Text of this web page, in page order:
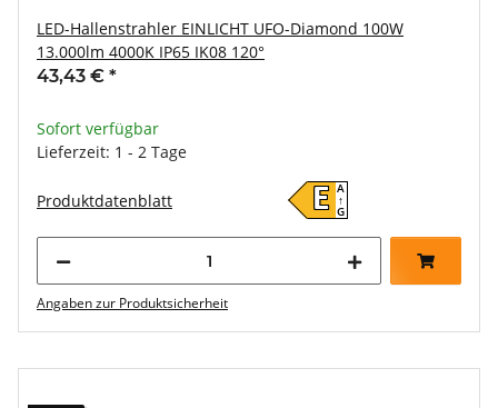
LED-Hallenstrahler EINLICHT UFO-Diamond 100W
13.000lm 4000K IP65 IK08 120°
43,43 € *
Sofort verfügbar
Lieferzeit: 1 - 2 Tage
Produktdatenblatt E A
↑
G
Angaben zur Produktsicherheit